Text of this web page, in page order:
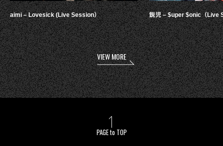
aimi – Lovesick (Live Session） 鋭児 – $uper $onic（Live
VIEW MORE
PAGE to TOP